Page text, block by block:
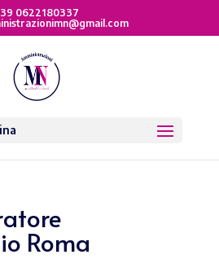
0622180337
Roma